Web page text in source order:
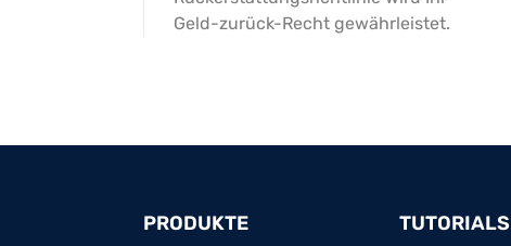
Geld-zurück-Recht gewährleistet.
PRODUKTE TUTORIALS